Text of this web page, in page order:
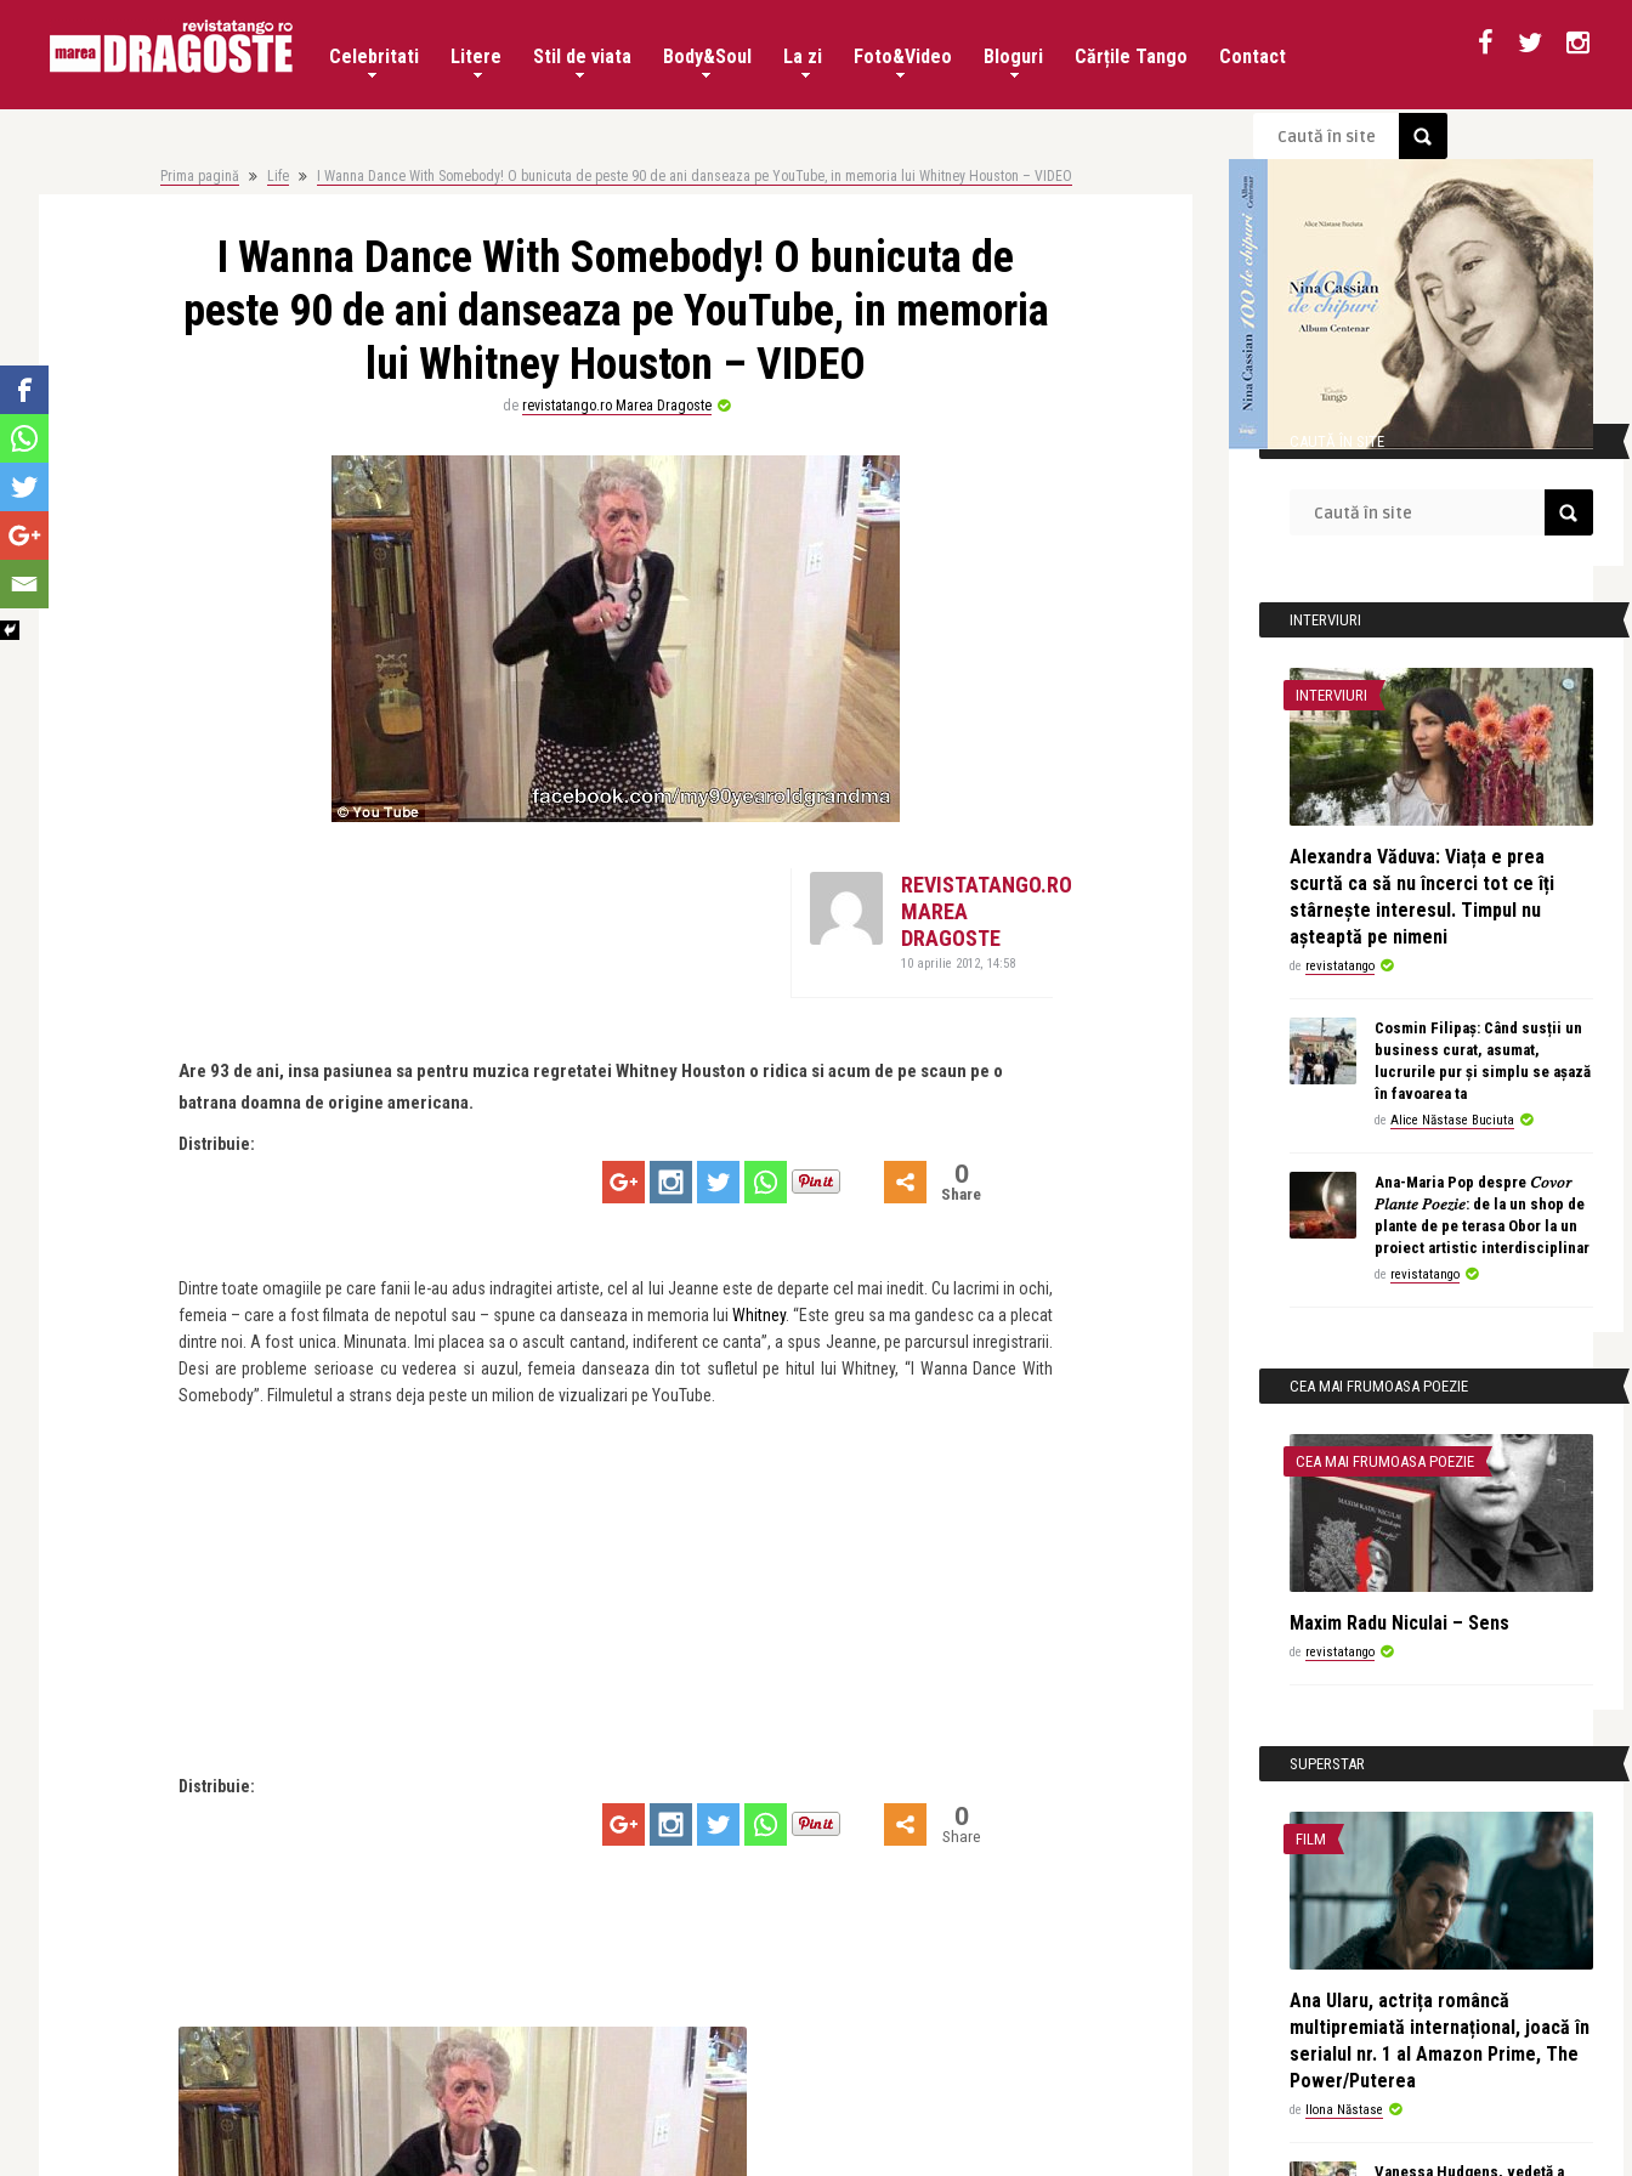
Celebritati Litere Stil de viata Body&Soul La zi Foto&Video Bloguri Cărțile Tango Contact
Prima pagină Life I Wanna Dance With Somebody! O bunicuta de peste 90 de ani danseaza pe YouTube, in memoria lui Whitney Houston – VIDEO
I Wanna Dance With Somebody! O bunicuta de
peste 90 de ani danseaza pe YouTube, in memoria
lui Whitney Houston – VIDEO
de revistatango.ro Marea Dragoste
REVISTATANGO.RO
MAREA
DRAGOSTE
10 aprilie 2012, 14:58
Are 93 de ani, insa pasiunea sa pentru muzica regretatei Whitney Houston o ridica si acum de pe scaun pe o
batrana doamna de origine americana.
Distribuie:
0
Share
Dintre toate omagiile pe care fanii le-au adus indragitei artiste, cel al lui Jeanne este de departe cel mai inedit. Cu lacrimi in ochi,
femeia – care a fost filmata de nepotul sau – spune ca danseaza in memoria luiWhitney. “Este greu sa ma gandesc ca a plecat
dintre noi. A fost unica. Minunata. Imi placea sa o ascult cantand, indiferent ce canta”, a spus Jeanne, pe parcursul inregistrarii.
Desi are probleme serioase cu vederea si auzul, femeia danseaza din tot sufletul pe hitul lui Whitney, “I Wanna Dance With
Somebody”. Filmuletul a strans deja peste un milion de vizualizari pe YouTube.
Distribuie:
0
Share
CAUTĂ ÎN SITE
INTERVIURI
INTERVIURI
Alexandra Văduva: Viața e prea
scurtă ca să nu încerci tot ce îți
stârnește interesul. Timpul nu
așteaptă pe nimeni
de revistatango
Cosmin Filipaș: Când susții un
business curat, asumat,
lucrurile pur și simplu se așază
în favoarea ta
de Alice Năstase Buciuta
Ana-Maria Pop despre 𝐶𝑜𝑣𝑜𝑟
𝑃𝑙𝑎𝑛𝑡𝑒 𝑃𝑜𝑒𝑧𝑖𝑒: de la un shop de
plante de pe terasa Obor la un
proiect artistic interdisciplinar
de revistatango
CEA MAI FRUMOASA POEZIE
CEA MAI FRUMOASA POEZIE
Maxim Radu Niculai – Sens
de revistatango
SUPERSTAR
FILM
Ana Ularu, actrița româncă
multipremiată internațional, joacă în
serialul nr. 1 al Amazon Prime, The
Power/Puterea
de Ilona Năstase
Vanessa Hudgens, vedetă a